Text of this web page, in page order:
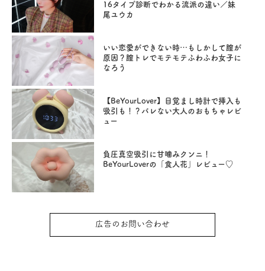
16タイプ診断でわかる流派の違い／妹
尾ユウカ
いい恋愛ができない時…もしかして膣が
原因？膣トレでモテモテふわふわ女子に
なろう
【BeYourLover】目覚まし時計で挿入も
吸引も！？バレない大人のおもちゃレビ
ュー
負圧真空吸引に甘噛みクンニ！
BeYourLoverの「食人花」レビュー♡
広告のお問い合わせ